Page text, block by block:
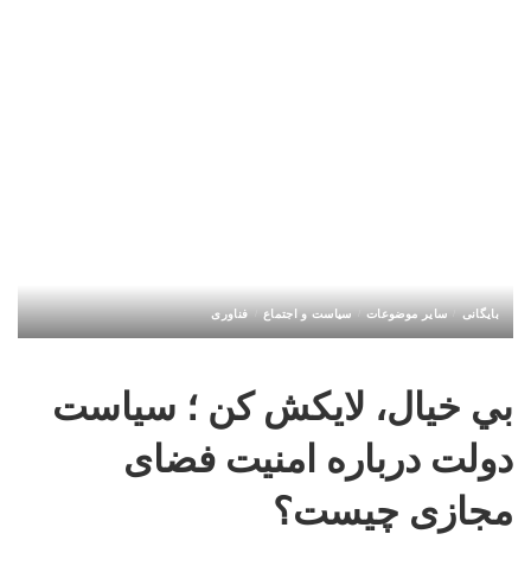
بایگانی سایر موضوعات سیاست و اجتماع فناوری
بي خيال، لايكش كن ؛ سیاست
دولت درباره امنیت فضای
مجازی چیست؟